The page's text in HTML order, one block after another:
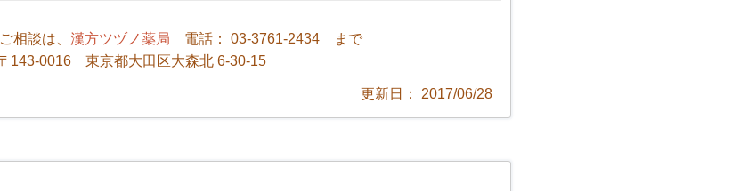
相談は、 漢方ツヅノ薬局 電話： 03-3761-2434 まで
143-0016 東京都大田区大森北 6-30-15
更新日： 2017/06/28